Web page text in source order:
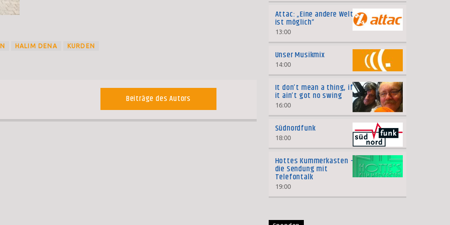
HALIM DENA KURDEN
Beiträge des Autors
Attac: „Eine andere Welt
ist möglich“
13:00
Unser Musikmix
14:00
It don’t mean a thing, if
it ain’t got no swing
16:00
Südnordfunk
18:00
Hottes Kummerkasten –
die Sendung mit
Telefontalk
19:00